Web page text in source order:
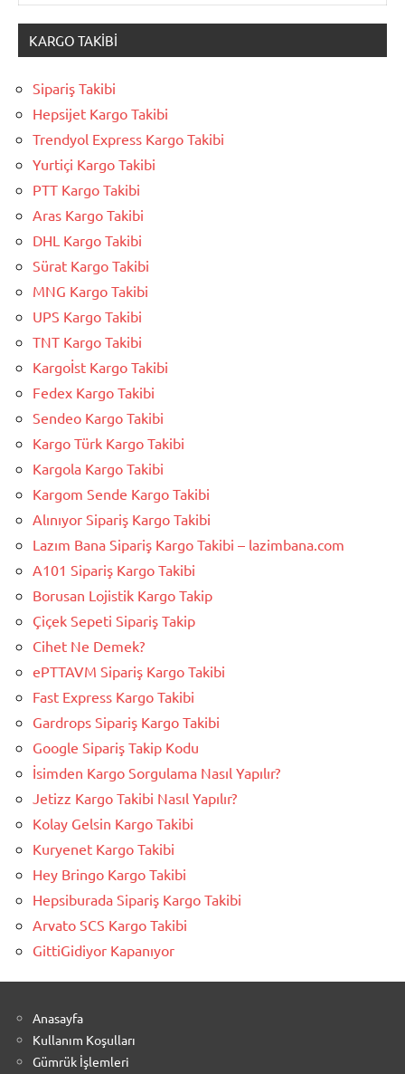
KARGO TAKIBI
Sipariş Takibi
Hepsijet Kargo Takibi
Trendyol Express Kargo Takibi
Yurtiçi Kargo Takibi
PTT Kargo Takibi
Aras Kargo Takibi
DHL Kargo Takibi
Sürat Kargo Takibi
MNG Kargo Takibi
UPS Kargo Takibi
TNT Kargo Takibi
Kargoİst Kargo Takibi
Fedex Kargo Takibi
Sendeo Kargo Takibi
Kargo Türk Kargo Takibi
Kargola Kargo Takibi
Kargom Sende Kargo Takibi
Alınıyor Sipariş Kargo Takibi
Lazım Bana Sipariş Kargo Takibi – lazimbana.com
A101 Sipariş Kargo Takibi
Borusan Lojistik Kargo Takip
Çiçek Sepeti Sipariş Takip
Cihet Ne Demek?
ePTTAVM Sipariş Kargo Takibi
Fast Express Kargo Takibi
Gardrops Sipariş Kargo Takibi
Google Sipariş Takip Kodu
İsimden Kargo Sorgulama Nasıl Yapılır?
Jetizz Kargo Takibi Nasıl Yapılır?
Kolay Gelsin Kargo Takibi
Kuryenet Kargo Takibi
Hey Bringo Kargo Takibi
Hepsiburada Sipariş Kargo Takibi
Arvato SCS Kargo Takibi
GittiGidiyor Kapanıyor
Anasayfa
Kullanım Koşulları
Gümrük İşlemleri